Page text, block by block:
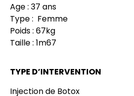
Age : 37 ans
Type : Femme
Poids : 67kg
Taille : 1m67
TYPE D’INTERVENTION
Injection de Botox